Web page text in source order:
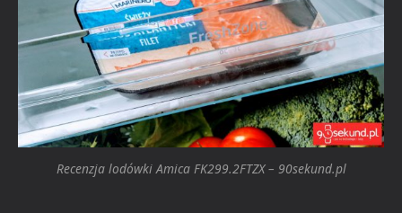
Recenzja lodówki Amica FK299.2FTZX – 90sekund.pl